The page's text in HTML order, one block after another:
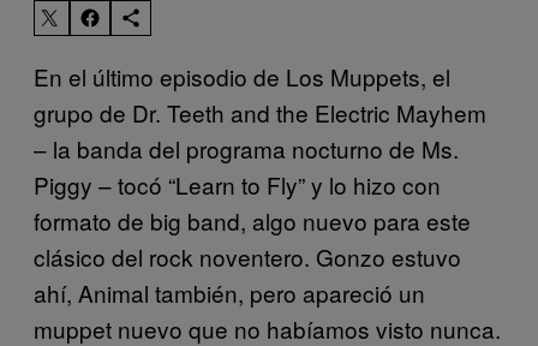
En el último episodio de Los Muppets, el
grupo de Dr. Teeth and the Electric Mayhem
– la banda del programa nocturno de Ms.
Piggy – tocó “Learn to Fly” y lo hizo con
formato de big band, algo nuevo para este
clásico del rock noventero. Gonzo estuvo
ahí, Animal también, pero apareció un
muppet nuevo que no habíamos visto nunca.